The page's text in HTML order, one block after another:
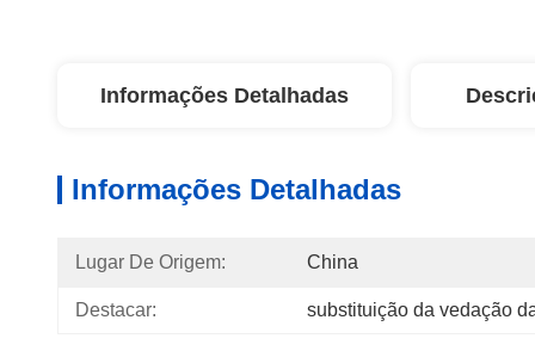
Informações Detalhadas
Informações Detalhadas
Lugar De Origem: China
Destacar: substituição da vedação